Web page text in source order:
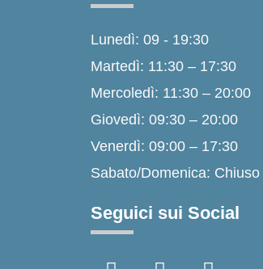
Lunedì: 09 - 19:30
Martedì: 11:30 – 17:30
Mercoledì: 11:30 – 20:00
Giovedì: 09:30 – 20:00
Venerdì: 09:00 – 17:30
Sabato/Domenica: Chiuso
Seguici sui Social